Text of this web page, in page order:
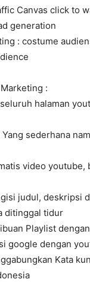
Canvas click to
generation
: costume
:
halaman
sederhana
video youtube,
judul, deskripsi
ditinggal tidur
Playlist
google dengan
Kata